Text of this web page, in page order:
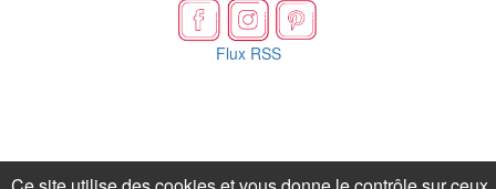
Flux RSS